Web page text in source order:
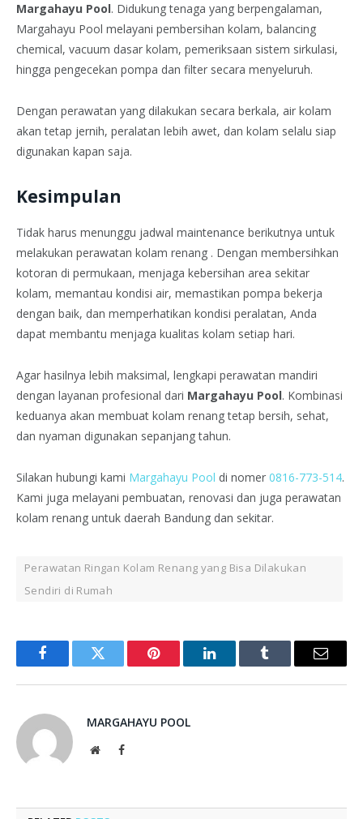
Margahayu Pool. Didukung tenaga yang berpengalaman,
Margahayu Pool melayani pembersihan kolam, balancing
chemical, vacuum dasar kolam, pemeriksaan sistem sirkulasi,
hingga pengecekan pompa dan filter secara menyeluruh.
Dengan perawatan yang dilakukan secara berkala, air kolam
akan tetap jernih, peralatan lebih awet, dan kolam selalu siap
digunakan kapan saja.
Kesimpulan
Tidak harus menunggu jadwal maintenance berikutnya untuk
melakukan perawatan kolam renang . Dengan membersihkan
kotoran di permukaan, menjaga kebersihan area sekitar
kolam, memantau kondisi air, memastikan pompa bekerja
dengan baik, dan memperhatikan kondisi peralatan, Anda
dapat membantu menjaga kualitas kolam setiap hari.
Agar hasilnya lebih maksimal, lengkapi perawatan mandiri
dengan layanan profesional dari Margahayu Pool. Kombinasi
keduanya akan membuat kolam renang tetap bersih, sehat,
dan nyaman digunakan sepanjang tahun.
Silakan hubungi kami Margahayu Pool di nomer 0816-773-514.
Kami juga melayani pembuatan, renovasi dan juga perawatan
kolam renang untuk daerah Bandung dan sekitar.
Perawatan Ringan Kolam Renang yang Bisa Dilakukan
Sendiri di Rumah
FacebookTwitter Pinterest LinkedInTumblr Email
MARGAHAYU POOL
WebsiteFacebook